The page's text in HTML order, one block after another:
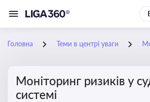
Головна Теми в центрі уваги
Моніторинг ризиків у
системі